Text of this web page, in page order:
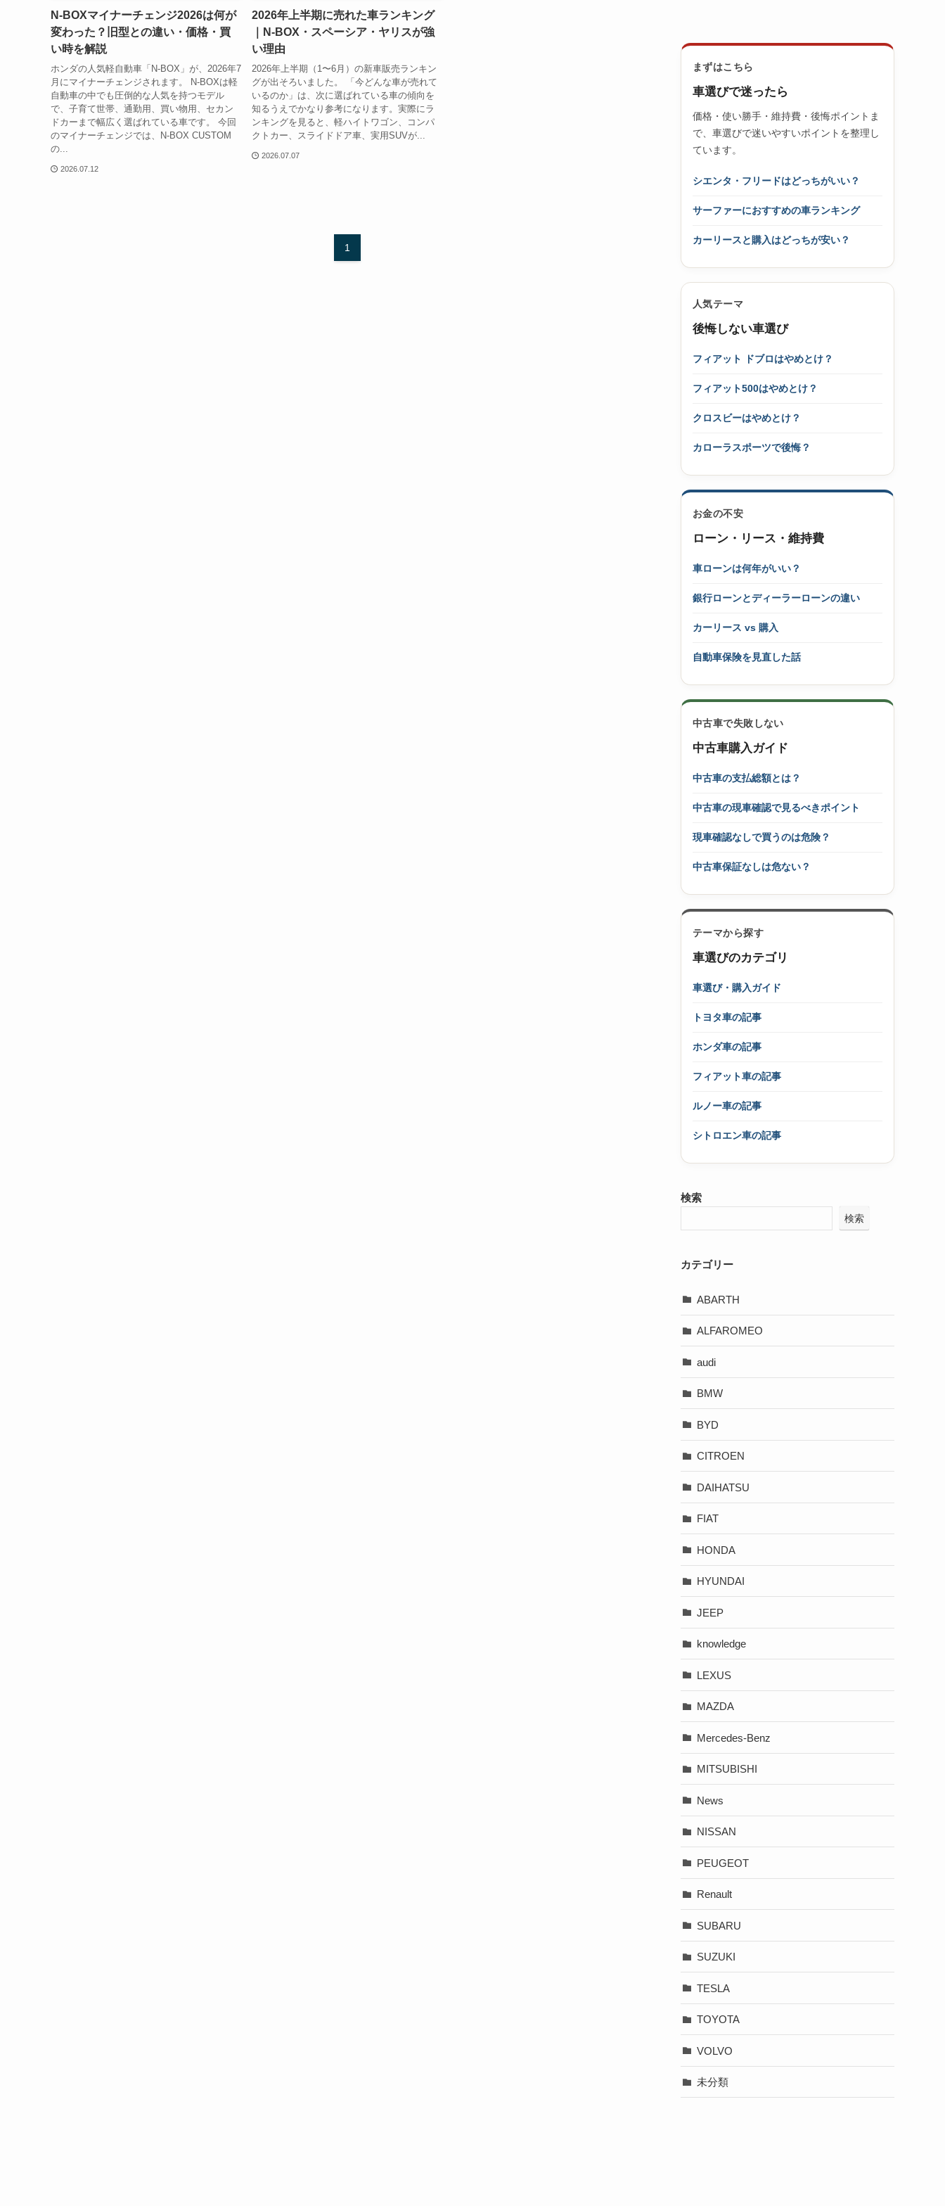
N-BOXマイナーチェンジ2026は何が
変わった？旧型との違い・価格・買
い時を解説
ホンダの人気軽自動車「N-BOX」が、2026年7
月にマイナーチェンジされます。 N-BOXは軽
自動車の中でも圧倒的な人気を持つモデル
で、子育て世帯、通勤用、買い物用、セカン
ドカーまで幅広く選ばれている車です。 今回
のマイナーチェンジでは、N-BOX CUSTOM
の...
2026.07.12
2026年上半期に売れた車ランキング
｜N-BOX・スペーシア・ヤリスが強
い理由
2026年上半期（1〜6月）の新車販売ランキン
グが出そろいました。 「今どんな車が売れて
いるのか」は、次に選ばれている車の傾向を
知るうえでかなり参考になります。実際にラ
ンキングを見ると、軽ハイトワゴン、コンパ
クトカー、スライドドア車、実用SUVが...
2026.07.07
1
まずはこちら
車選びで迷ったら
価格・使い勝手・維持費・後悔ポイントま
で、車選びで迷いやすいポイントを整理し
ています。
シエンタ・フリードはどっちがいい？
サーファーにおすすめの車ランキング
カーリースと購入はどっちが安い？
人気テーマ
後悔しない車選び
フィアット ドブロはやめとけ？
フィアット500はやめとけ？
クロスビーはやめとけ？
カローラスポーツで後悔？
お金の不安
ローン・リース・維持費
車ローンは何年がいい？
銀行ローンとディーラーローンの違い
カーリース vs 購入
自動車保険を見直した話
中古車で失敗しない
中古車購入ガイド
中古車の支払総額とは？
中古車の現車確認で見るべきポイント
現車確認なしで買うのは危険？
中古車保証なしは危ない？
テーマから探す
車選びのカテゴリ
車選び・購入ガイド
トヨタ車の記事
ホンダ車の記事
フィアット車の記事
ルノー車の記事
シトロエン車の記事
検索
検索
カテゴリー
ABARTH
ALFAROMEO
audi
BMW
BYD
CITROEN
DAIHATSU
FIAT
HONDA
HYUNDAI
JEEP
knowledge
LEXUS
MAZDA
Mercedes-Benz
MITSUBISHI
News
NISSAN
PEUGEOT
Renault
SUBARU
SUZUKI
TESLA
TOYOTA
VOLVO
未分類